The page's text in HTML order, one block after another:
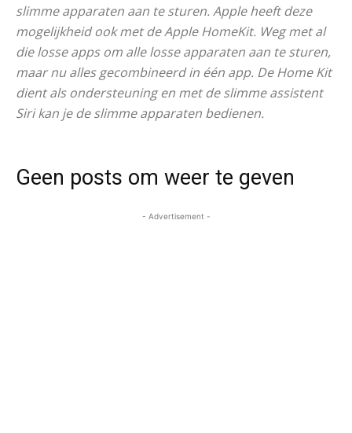
slimme apparaten aan te sturen. Apple heeft deze
mogelijkheid ook met de Apple HomeKit. Weg met al
die losse apps om alle losse apparaten aan te sturen,
maar nu alles gecombineerd in één app. De Home Kit
dient als ondersteuning en met de slimme assistent
Siri kan je de slimme apparaten bedienen.
Geen posts om weer te geven
- Advertisement -